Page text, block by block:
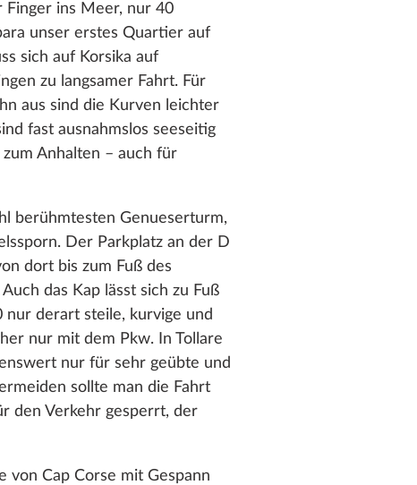
Finger ins Meer, nur 40
unser erstes Quartier auf
sich auf Korsika auf
zu langsamer Fahrt. Für
aus sind die Kurven leichter
fast ausnahmslos seeseitig
zum Anhalten – auch für
berühmtesten Genueserturm,
Der Parkplatz an der D
dort bis zum Fuß des
das Kap lässt sich zu Fuß
derart steile, kurvige und
nur mit dem Pkw. In Tollare
nur für sehr geübte und
sollte man die Fahrt
den Verkehr gesperrt, der
von Cap Corse mit Gespann